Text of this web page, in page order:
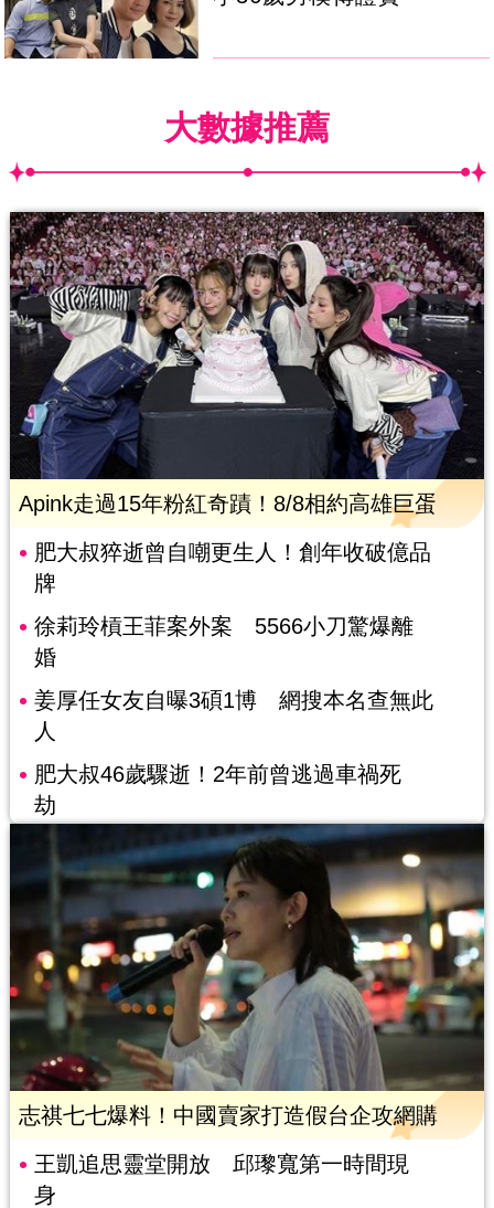
大數據推薦
Apink走過15年粉紅奇蹟！8/8相約高雄巨蛋
肥大叔猝逝曾自嘲更生人！創年收破億品
牌
徐莉玲槓王菲案外案 5566小刀驚爆離
婚
姜厚任女友自曝3碩1博 網搜本名查無此
人
肥大叔46歲驟逝！2年前曾逃過車禍死
劫
志祺七七爆料！中國賣家打造假台企攻網購
王凱追思靈堂開放 邱瓈寬第一時間現
身